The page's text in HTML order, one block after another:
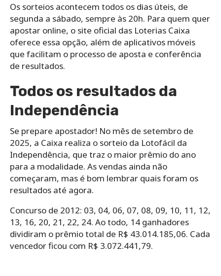
Os sorteios acontecem todos os dias úteis, de
segunda a sábado, sempre às 20h. Para quem quer
apostar online, o site oficial das Loterias Caixa
oferece essa opção, além de aplicativos móveis
que facilitam o processo de aposta e conferência
de resultados.
Todos os resultados da
Independência
Se prepare apostador! No mês de setembro de
2025, a Caixa realiza o sorteio da Lotofácil da
Independência, que traz o maior prêmio do ano
para a modalidade. As vendas ainda não
começaram, mas é bom lembrar quais foram os
resultados até agora.
Concurso de 2012: 03, 04, 06, 07, 08, 09, 10, 11, 12,
13, 16, 20, 21, 22, 24. Ao todo, 14 ganhadores
dividiram o prêmio total de R$ 43.014.185,06. Cada
vencedor ficou com R$ 3.072.441,79.